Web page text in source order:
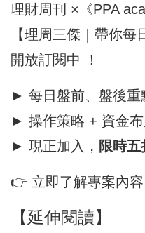
理財周刊 ×《PPA
【理周三傑｜帶你
開放訂閱中 ！
► 每日盤前、盤後重
► 操作策略 + 資金
► 現正加入， 限時
👉 立即了解專案內容
【延伸閱讀】